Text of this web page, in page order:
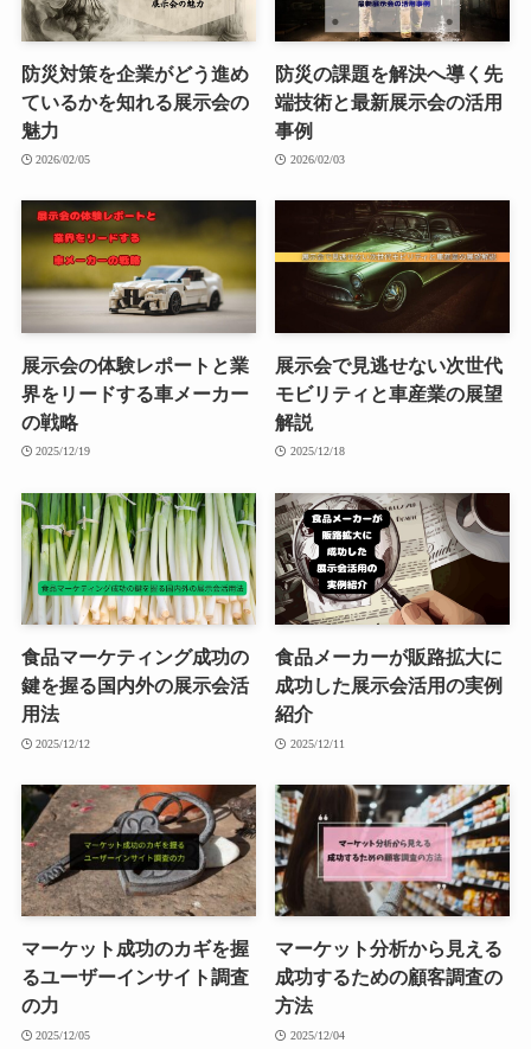
防災対策を企業がどう進め
ているかを知れる展示会の
魅力
2026/02/05
防災の課題を解決へ導く先
端技術と最新展示会の活用
事例
2026/02/03
展示会の体験レポートと業
界をリードする車メーカー
の戦略
2025/12/19
展示会で見逃せない次世代
モビリティと車産業の展望
解説
2025/12/18
食品マーケティング成功の
鍵を握る国内外の展示会活
用法
2025/12/12
食品メーカーが販路拡大に
成功した展示会活用の実例
紹介
2025/12/11
マーケット成功のカギを握
るユーザーインサイト調査
の力
2025/12/05
マーケット分析から見える
成功するための顧客調査の
方法
2025/12/04